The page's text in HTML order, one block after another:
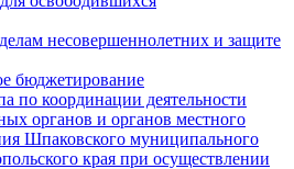
несовершеннолетних и защите
бюджетирование
по координации деятельности
органов и органов местного
Шпаковского муниципального
края при осуществлении